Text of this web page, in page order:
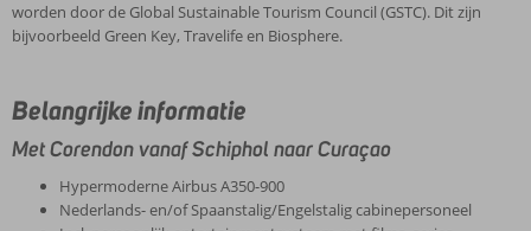
worden door de Global Sustainable Tourism Council (GSTC). Dit zijn
bijvoorbeeld Green Key, Travelife en Biosphere.
Belangrijke informatie
Met Corendon vanaf Schiphol naar Curaçao
Hypermoderne Airbus A350-900
Nederlands- en/of Spaanstalig/Engelstalig cabinepersoneel